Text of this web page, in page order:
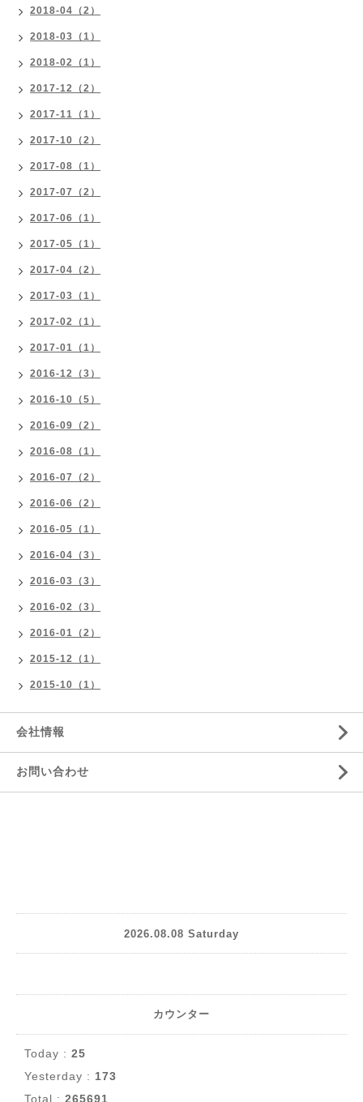
2018-04（2）
2018-03（1）
2018-02（1）
2017-12（2）
2017-11（1）
2017-10（2）
2017-08（1）
2017-07（2）
2017-06（1）
2017-05（1）
2017-04（2）
2017-03（1）
2017-02（1）
2017-01（1）
2016-12（3）
2016-10（5）
2016-09（2）
2016-08（1）
2016-07（2）
2016-06（2）
2016-05（1）
2016-04（3）
2016-03（3）
2016-02（3）
2016-01（2）
2015-12（1）
2015-10（1）
会社情報
お問い合わせ
2026.08.08 Saturday
カウンター
Today : 25
Yesterday : 173
Total : 265691